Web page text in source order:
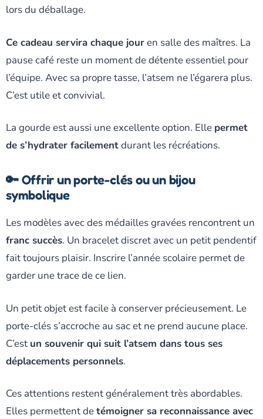
lors du déballage.
Ce cadeau servira chaque jouren salle des maîtres. La
pause café reste un moment de détente essentiel pour
l’équipe. Avec sa propre tasse, l’atsem ne l’égarera plus.
C’est utile et convivial.
La gourde est aussi une excellente option. Elle permet
de s’hydrater facilementdurant les récréations.
🔑 Offrir un porte-clés ou un bijou
symbolique
Les modèles avec des médailles gravées rencontrent un
franc succès. Un bracelet discret avec un petit pendentif
fait toujours plaisir. Inscrire l’année scolaire permet de
garder une trace de ce lien.
Un petit objet est facile à conserver précieusement. Le
porte-clés s’accroche au sac et ne prend aucune place.
C’est un souvenir qui suit l’atsem dans tous ses
déplacements personnels.
Ces attentions restent généralement très abordables.
Elles permettent detémoigner sa reconnaissance avec